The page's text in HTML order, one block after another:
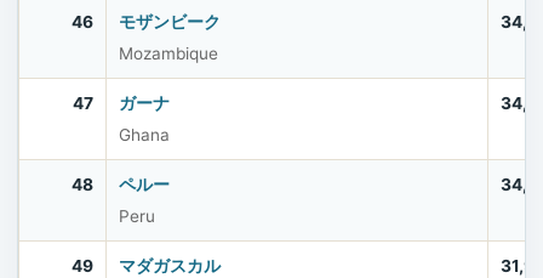
46
モザンビーク
Mozambique
47
ガーナ
Ghana
48
ペルー
Peru
49
マダガスカル